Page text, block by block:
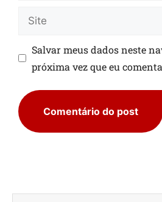
Salvar meus dados neste
próxima vez que eu